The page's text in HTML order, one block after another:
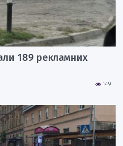
189 рекламних
149